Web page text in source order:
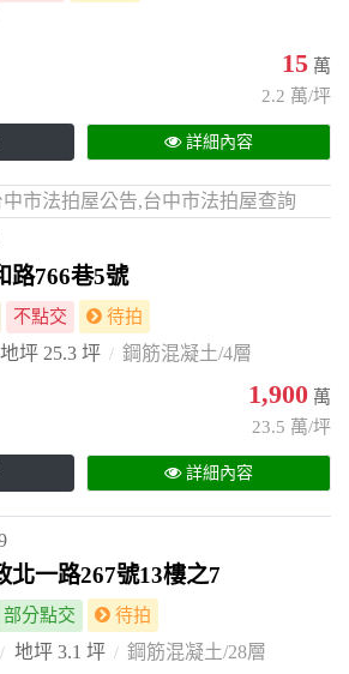
15 萬
2.2 萬/坪
詳細內容
市法拍屋公告,台中市法拍屋查詢
路766巷5號
不點交 待拍
地坪 25.3 坪 鋼筋混凝土/4層
1,900 萬
23.5 萬/坪
詳細內容
北一路267號13樓之7
部分點交 待拍
地坪 3.1 坪 鋼筋混凝土/28層